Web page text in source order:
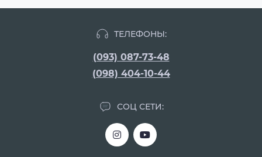
ТЕЛЕФОНЫ:
(093) 087-73-48
(098) 404-10-44
СОЦ СЕТИ: